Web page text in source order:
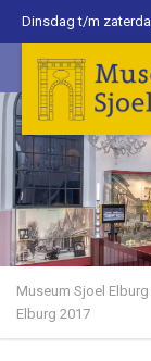
Dinsdag t/m
Museum Sjoel Elburg
Elburg 2017